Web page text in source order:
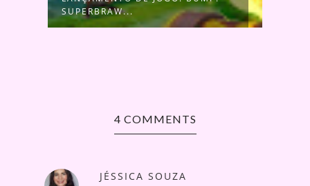
SUPERBRAW...
4 COMMENTS
JÉSSICA SOUZA